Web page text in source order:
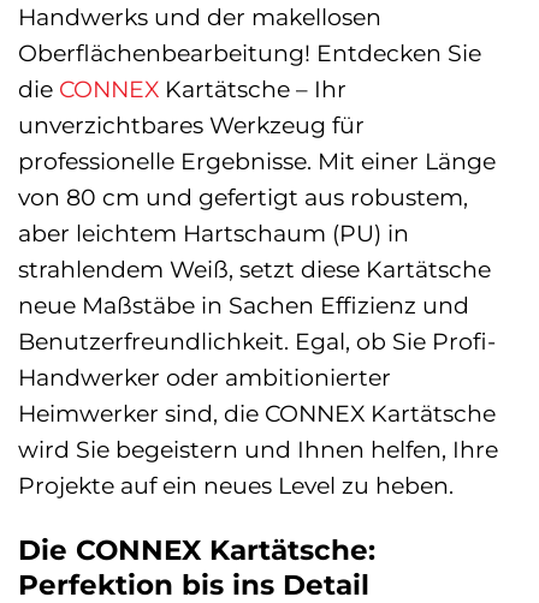
Handwerks und der makellosen
Oberflächenbearbeitung! Entdecken Sie
die CONNEX Kartätsche – Ihr
unverzichtbares Werkzeug für
professionelle Ergebnisse. Mit einer Länge
von 80 cm und gefertigt aus robustem,
aber leichtem Hartschaum (PU) in
strahlendem Weiß, setzt diese Kartätsche
neue Maßstäbe in Sachen Effizienz und
Benutzerfreundlichkeit. Egal, ob Sie Profi-
Handwerker oder ambitionierter
Heimwerker sind, die CONNEX Kartätsche
wird Sie begeistern und Ihnen helfen, Ihre
Projekte auf ein neues Level zu heben.
Die CONNEX Kartätsche:
Perfektion bis ins Detail